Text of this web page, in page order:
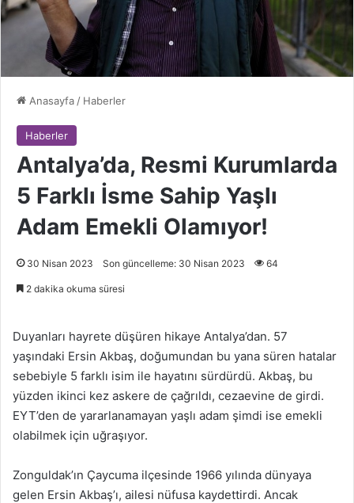
Anasayfa / Haberler
Haberler
Antalya’da, Resmi Kurumlarda
5 Farklı İsme Sahip Yaşlı
Adam Emekli Olamıyor!
30 Nisan 2023 Son güncelleme: 30 Nisan 2023 64
2 dakika okuma süresi
Duyanları hayrete düşüren hikaye Antalya’dan. 57
yaşındaki Ersin Akbaş, doğumundan bu yana süren hatalar
sebebiyle 5 farklı isim ile hayatını sürdürdü. Akbaş, bu
yüzden ikinci kez askere de çağrıldı, cezaevine de girdi.
EYT’den de yararlanamayan yaşlı adam şimdi ise emekli
olabilmek için uğraşıyor.
Zonguldak’ın Çaycuma ilçesinde 1966 yılında dünyaya
gelen Ersin Akbaş’ı, ailesi nüfusa kaydettirdi. Ancak